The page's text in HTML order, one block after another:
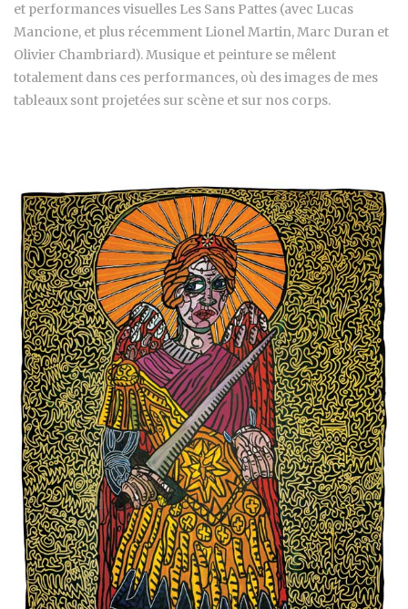
et performances visuelles Les Sans Pattes (avec Lucas
Mancione, et plus récemment Lionel Martin, Marc Duran et
Olivier Chambriard). Musique et peinture se mêlent
totalement dans ces performances, où des images de mes
tableaux sont projetées sur scène et sur nos corps.